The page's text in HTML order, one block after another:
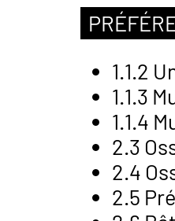
1.1.2
1.1.3
1.1.4
2.3
2.4
2.5